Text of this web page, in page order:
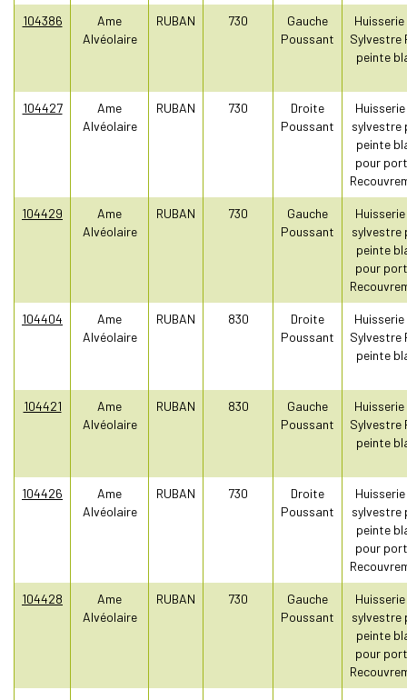
104386
Ame
Alvéolaire
RUBAN 730
Gauche
Poussant
Huisserie
Sylvestre
peinte
104427
Ame
Alvéolaire
RUBAN 730
Droite
Poussant
sylvestre
peinte
pour
104429
Ame
Alvéolaire
RUBAN 730
Gauche
Poussant
sylvestre
peinte
pour
104404
Ame
Alvéolaire
RUBAN 830
Droite
Poussant
Huisserie
Sylvestre
peinte
104421
Ame
Alvéolaire
RUBAN 830
Gauche
Poussant
Huisserie
Sylvestre
peinte
104426
Ame
Alvéolaire
RUBAN 730
Droite
Poussant
sylvestre
peinte
pour
104428
Ame
Alvéolaire
RUBAN 730
Gauche
Poussant
sylvestre
peinte
pour